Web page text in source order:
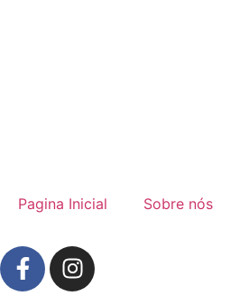
Pagina Inicial Sobre nós